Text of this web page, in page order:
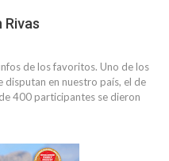
Rivas
de los favoritos. Uno de los
disputan en nuestro país, el de
400 participantes se dieron